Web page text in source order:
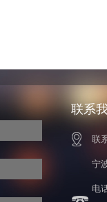
联系
联
宁
电